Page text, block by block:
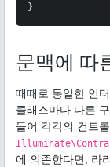
}
문맥에 따
때때로 동일한 인
클래스마다 다른
들어 각각의 컨트
에 의존한다면, 라